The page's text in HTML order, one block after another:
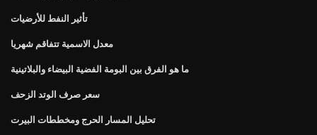
تأثير النفط للأرضيات
معدل الاسمية تتفاقم شهريا
ما هو الفرق بين البومة الفضية البيضاء والبلاتينية
سعر صرف الوتد الزحف
تحليل المسار الحرج ومخططات البيرت